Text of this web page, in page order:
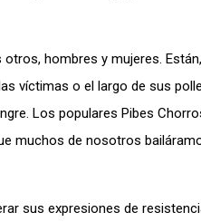
hombres y mujeres.
víctimas o el largo de sus
Los populares Pibes
muchos de nosotros
sus expresiones de